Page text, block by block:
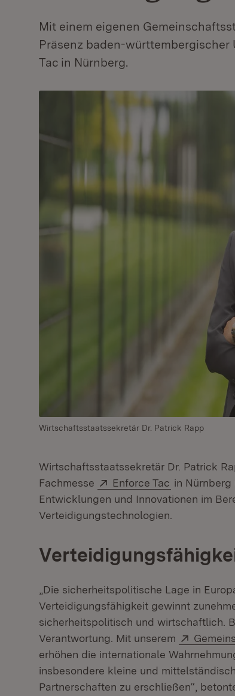
Mit einem eigenen
Präsenz baden-württembergischer
Tac in Nürnberg.
Wirtschaftsstaatssekretär Dr. Patrick Rapp
Wirtschaftsstaatssekretär Dr. Patrick
Fachmesse
Extern:
Enforce Tac (Öffnet in
in
Entwicklungen und Innovationen im
Verteidigungstechnologien.
„Die sicherheitspolitische Lage in
Verteidigungsfähigkeit gewinnt
sicherheitspolitisch und wirtschaftlich.
Verantwortung. Mit unserem
Extern:
erhöhen die internationale
insbesondere kleine und
Partnerschaften zu erschließen“,